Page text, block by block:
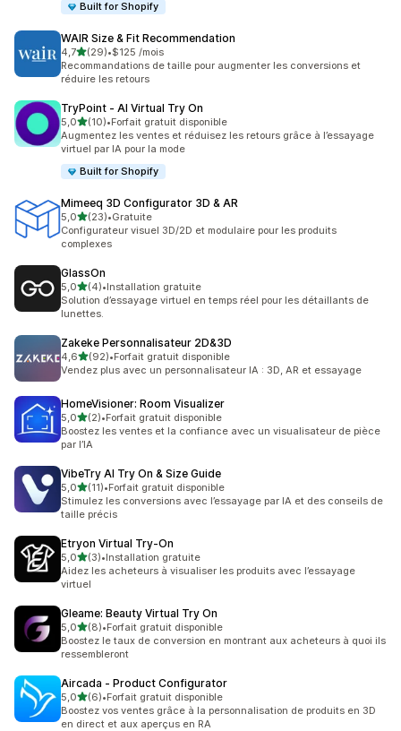
Built for Shopify
WAIR Size & Fit Recommendation
4,7étoile(s) sur 5
(29)
29 avis au total
•$125 /mois
Recommandations de taille pour augmenter les conversions et
réduire les retours
TryPoint ‑ AI Virtual Try On
5,0étoile(s) sur 5
(10)
10 avis au total
•Forfait gratuit disponible
Augmentez les ventes et réduisez les retours grâce à l’essayage
virtuel par IA pour la mode
Built for Shopify
Mimeeq 3D Configurator 3D & AR
5,0étoile(s) sur 5
(23)
23 avis au total
•Gratuite
Configurateur visuel 3D/2D et modulaire pour les produits
complexes
GlassOn
5,0étoile(s) sur 5
(4)
4 avis au total
•Installation gratuite
Solution d’essayage virtuel en temps réel pour les détaillants de
lunettes.
Zakeke Personnalisateur 2D&3D
4,6étoile(s) sur 5
(92)
92 avis au total
•Forfait gratuit disponible
Vendez plus avec un personnalisateur IA : 3D, AR et essayage
HomeVisioner: Room Visualizer
5,0étoile(s) sur 5
(2)
2 avis au total
•Forfait gratuit disponible
Boostez les ventes et la confiance avec un visualisateur de pièce
par l’IA
VibeTry AI Try On & Size Guide
5,0étoile(s) sur 5
(11)
11 avis au total
•Forfait gratuit disponible
Stimulez les conversions avec l’essayage par IA et des conseils de
taille précis
Etryon Virtual Try‑On
5,0étoile(s) sur 5
(3)
3 avis au total
•Installation gratuite
Aidez les acheteurs à visualiser les produits avec l’essayage
virtuel
Gleame: Beauty Virtual Try On
5,0étoile(s) sur 5
(8)
8 avis au total
•Forfait gratuit disponible
Boostez le taux de conversion en montrant aux acheteurs à quoi ils
ressembleront
Aircada ‑ Product Configurator
5,0étoile(s) sur 5
(6)
6 avis au total
•Forfait gratuit disponible
Boostez vos ventes grâce à la personnalisation de produits en 3D
en direct et aux aperçus en RA